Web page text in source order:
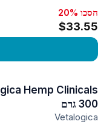
חסכו 20%
$33.55
300 גרם
Vetalogica